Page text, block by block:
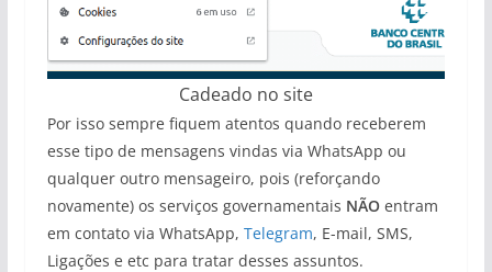
Cadeado no site
Por isso sempre fiquem atentos quando receberem
esse tipo de mensagens vindas via WhatsApp ou
qualquer outro mensageiro, pois (reforçando
novamente) os serviços governamentais NÃOentram
em contato via WhatsApp, Telegram, E-mail, SMS,
Ligações e etc para tratar desses assuntos.